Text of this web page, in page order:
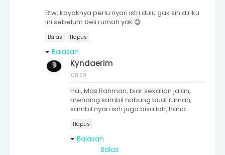
Btw, kayaknya perlu nyari istri dulu gak sih diriku
ini sebelum beli rumah yak 😅
Balas Hapus
Balasan
Kyndaerim
08:59
Hai, Mas Rahman, biar sekalian jalan,
mending sambil nabung buat rumah,
sambil nyari isrti juga bisa loh, haha..
Hapus
Balasan
Balas